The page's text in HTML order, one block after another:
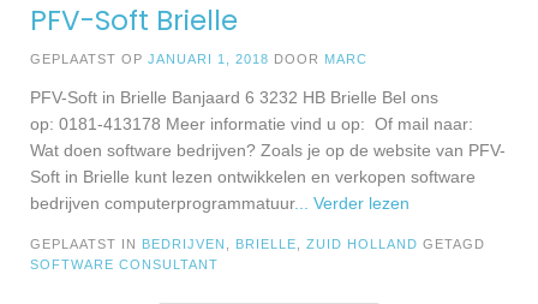
PFV-Soft Brielle
GEPLAATST OP JANUARI 1, 2018 DOOR MARC
PFV-Soft in Brielle Banjaard 6 3232 HB Brielle Bel ons
op: 0181-413178 Meer informatie vind u op: Of mail naar:
Wat doen software bedrijven? Zoals je op de website van PFV-
Soft in Brielle kunt lezen ontwikkelen en verkopen software
bedrijven computerprogrammatuur... Verder lezen
GEPLAATST IN BEDRIJVEN BRIELLE ZUID HOLLAND GETAGD
SOFTWARE CONSULTANT